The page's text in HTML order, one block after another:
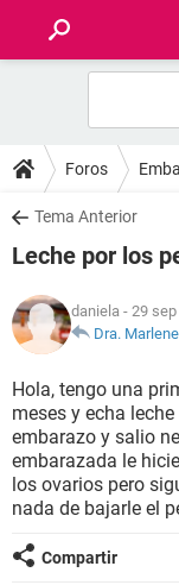
FOROS
SALUD
NUTRICIÓN
BIENESTAR
SEXUALIDAD
GLOSARIO
Foros
Tema Anterior
Leche por los
daniela - 29
Dra.
Hola, tengo una
meses y echa
embarazo y salio
embarazada le
los ovarios pero
nada de bajarle el
Compartir